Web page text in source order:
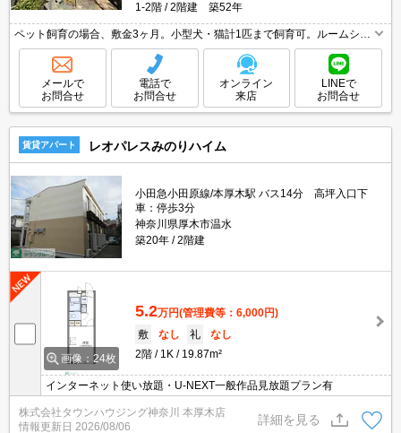
1-2階
2階建 築52年
ペット飼育の場合、敷金3ヶ月。小型犬・猫計1匹まで飼育可。ルームシェ
ア相談可。人気の戸建。閑静な住宅街。オンライン内見相談可。引越会社
貸主指定。コンビニへ200m。クリエイトへ550m。
メールで
お問合せ
電話で
お問合せ
オンライン
来店
LINEで
お問合せ
賃貸アパート レオパレスみのりハイム
小田急小田原線/本厚木駅 バス14分 高坪入口下
車：停歩3分
神奈川県厚木市温水
築20年
2階建
画像：24枚
5.2万円(管理費等：6,000円)
敷
なし 礼
なし
2階
1K 19.87m²
インターネット使い放題・U-NEXT一般作品見放題プラン有
株式会社タウンハウジング神奈川 本厚木店
情報更新日 2026/08/06
詳細を見る